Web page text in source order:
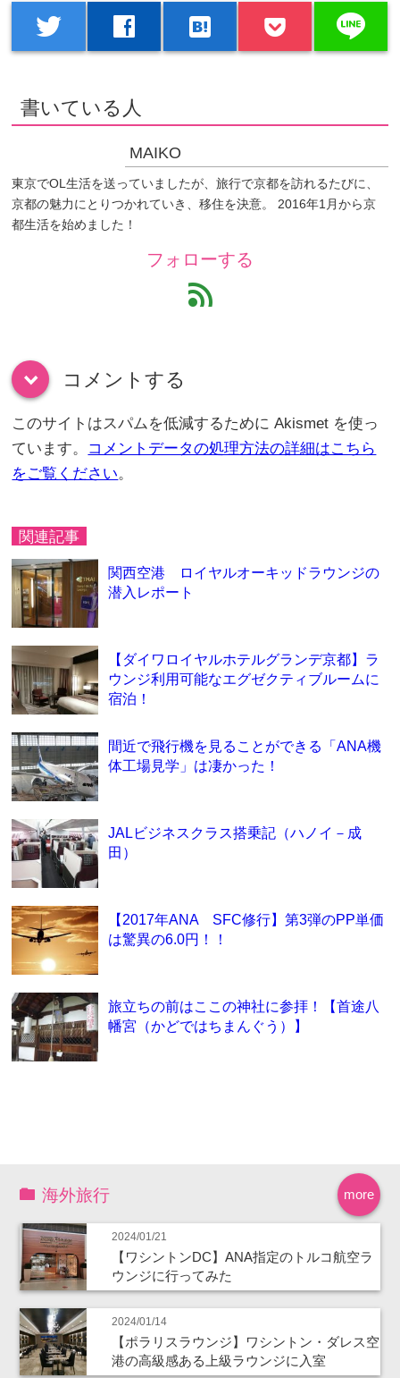
twitter facebook hatenabookmark line
書いている人
MAIKO
東京でOL生活を送っていましたが、旅行で京都を訪れるたびに、
京都の魅力にとりつかれていき、移住を決意。 2016年1月から京
都生活を始めました！
フォローする
feed
down コメントする
このサイトはスパムを低減するために Akismet を使っ
ています。 コメントデータの処理方法の詳細はこちら
をご覧ください。
関連記事
関西空港 ロイヤルオーキッドラウンジの
潜入レポート
【ダイワロイヤルホテルグランデ京都】ラ
ウンジ利用可能なエグゼクティブルームに
宿泊！
間近で飛行機を見ることができる「ANA機
体工場見学」は凄かった！
JALビジネスクラス搭乗記（ハノイ－成
田）
【2017年ANA SFC修行】第3弾のPP単価
は驚異の6.0円！！
旅立ちの前はここの神社に参拝！【首途八
幡宮（かどではちまんぐう）】
more
海外旅行
2024/01/21
【ワシントンDC】ANA指定のトルコ航空ラ
ウンジに行ってみた
2024/01/14
【ポラリスラウンジ】ワシントン・ダレス空
港の高級感ある上級ラウンジに入室